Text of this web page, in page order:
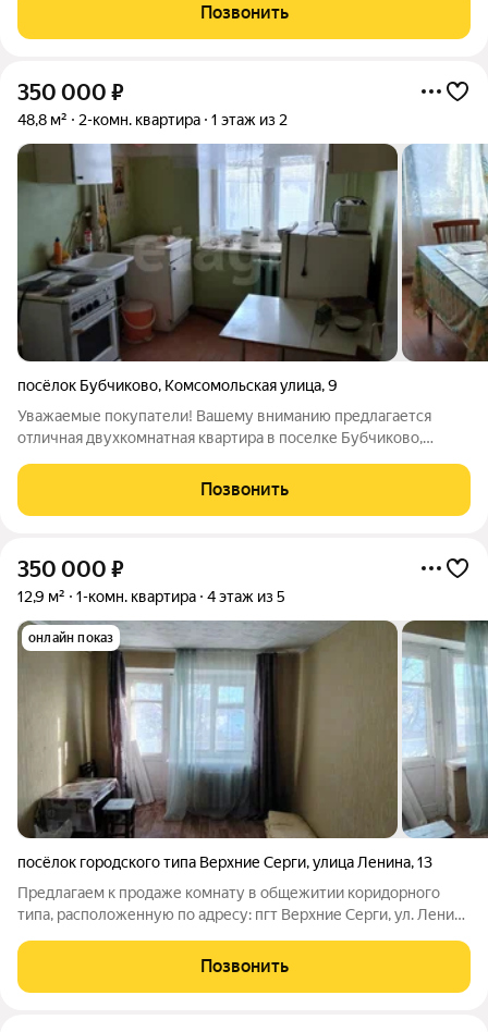
квартире выполнен частичный ремонт, включающий
установку пластиковых окон и
Позвонить
350 000 ₽
48,8 м² 2-комн. квартира 1 этаж из 2
посёлок Бубчиково, Комсомольская улица,9
Уважаемые покупатели! Вашему вниманию предлагается
отличная двухкомнатная квартира в поселке Бубчиково,
двухэтажного дома. Планировка: - зал - спальная- кухня-
санузел- прихожая - кладовая в
Позвонить
350 000 ₽
12,9 м² 1-комн. квартира 4 этаж из 5
онлайн показ
посёлок городского типа Верхние Серги,улица Ленина,13
Предлагаем к продаже комнату в общежитии коридорного
типа, расположенную по адресу: пгт Верхние Серги, ул. Ленина
панельного дома. Общая площадь 12,9 кв.м. Имеется балкон. В
секции 10 комнат.
Позвонить